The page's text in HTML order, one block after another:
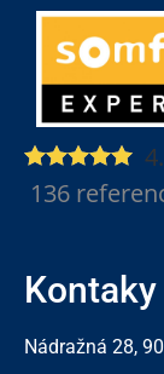
136
Kontaky
Nádražná 28,